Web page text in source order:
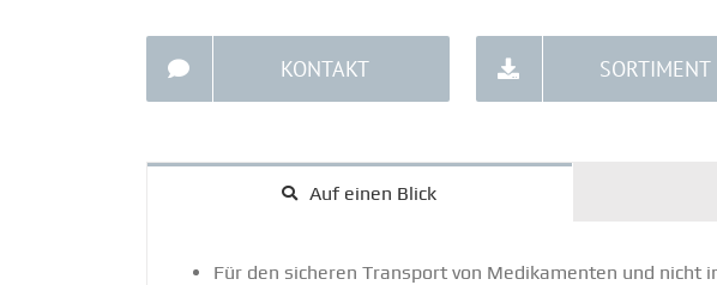
KONTAKT SORTIMENT
Auf einen Blick
Für den sicheren Transport von Medika­menten und nicht